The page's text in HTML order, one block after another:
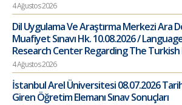
4 Ağustos 2026
Dil Uygulama Ve Araştırma Merkezi Ara
Muafiyet Sınavı Hk. 10.08.2026 /
Research Center Regarding The Turkish
4 Ağustos 2026
İstanbul Arel Üniversitesi 08.07.2026
Giren Öğretim Elemanı Sınav Sonuçları